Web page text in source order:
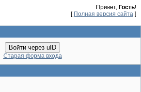
Привет, Гость!
[ Полная версия сайта ]
Войти через uID
Старая форма входа